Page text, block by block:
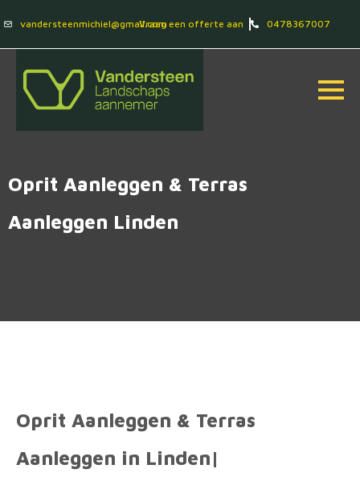
vandersteenmichiel@gmail.comVraag een offerte aan 0478367007
Oprit Aanleggen & Terras
Aanleggen Linden
Oprit Aanleggen & Terras
Aanleggen in Linden|